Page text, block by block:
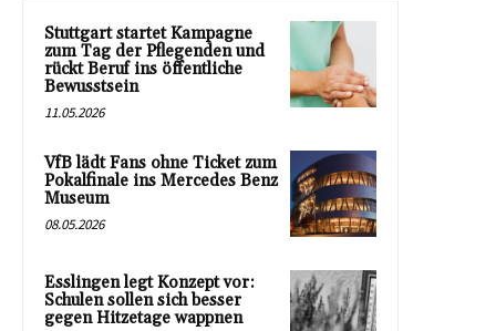
Stuttgart startet Kampagne
zum Tag der Pflegenden und
rückt Beruf ins öffentliche
Bewusstsein
11.05.2026
VfB lädt Fans ohne Ticket zum
Pokalfinale ins Mercedes Benz
Museum
08.05.2026
Esslingen legt Konzept vor:
Schulen sollen sich besser
gegen Hitzetage wappnen